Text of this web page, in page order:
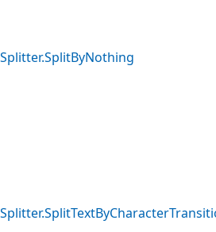
Splitter.SplitByNothing